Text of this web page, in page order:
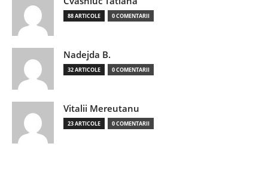
88 ARTICOLE 0 COMENTARII
Nadejda B.
32 ARTICOLE 0 COMENTARII
Vitalii Mereutanu
23 ARTICOLE 0 COMENTARII